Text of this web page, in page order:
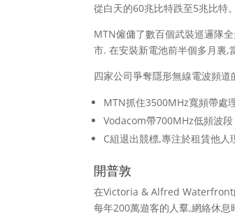
從白天的60兆比特跌至5兆比特
MTN僱傭了數百個武裝巡邏隊
市. 在安裝新電池前半個多月裏,
四家公司爭奪隱形無線電波頻道
MTN抓住3500MHz寬頻帶處
Vodacom帶700MHz低頻波
C組退出競標,專注於租賃他人
開普敦
在Victoria & Alfred Waterfront
每年200萬遊客的人羣,網絡休